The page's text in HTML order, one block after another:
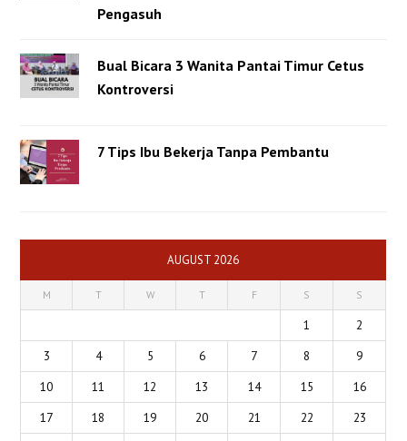
Pengasuh
Bual Bicara 3 Wanita Pantai Timur Cetus
Kontroversi
7 Tips Ibu Bekerja Tanpa Pembantu
AUGUST 2026
M T W T F S S
1
2
3
4 5 6 7 8
9
10
11 12 13 14 15
16
17
18 19 20 21 22
23